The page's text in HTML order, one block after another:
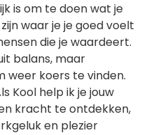
is om te doen wat je
waar je je goed voelt
die je waardeert.
balans, maar
weer koers te vinden.
Kool help ik je jouw
kracht te ontdekken,
en plezier